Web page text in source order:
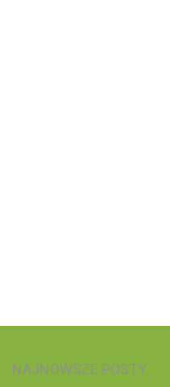
NAJNOWSZE POSTY